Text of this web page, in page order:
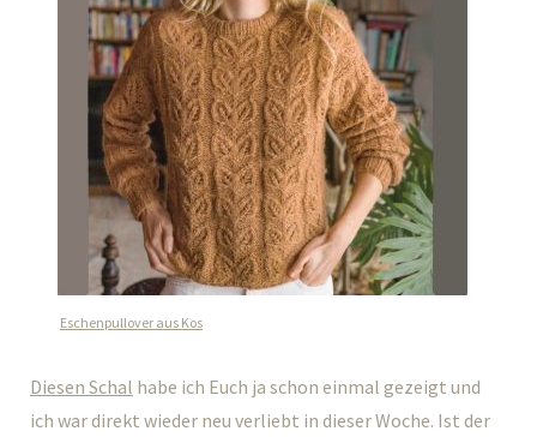
Eschenpullover aus Kos
Diesen Schal habe ich Euch ja schon einmal gezeigt und
ich war direkt wieder neu verliebt in dieser Woche. Ist der